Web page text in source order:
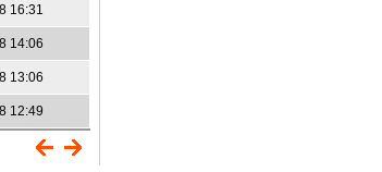
16:31
14:06
13:06
12:49